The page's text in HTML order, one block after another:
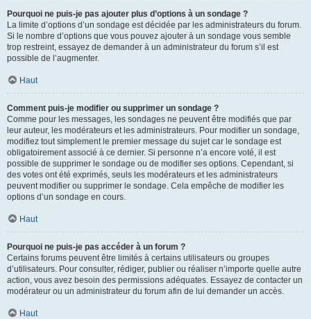
Pourquoi ne puis-je pas ajouter plus d’options à un sondage ?
La limite d’options d’un sondage est décidée par les administrateurs du forum.
Si le nombre d’options que vous pouvez ajouter à un sondage vous semble
trop restreint, essayez de demander à un administrateur du forum s’il est
possible de l’augmenter.
Haut
Comment puis-je modifier ou supprimer un sondage ?
Comme pour les messages, les sondages ne peuvent être modifiés que par
leur auteur, les modérateurs et les administrateurs. Pour modifier un sondage,
modifiez tout simplement le premier message du sujet car le sondage est
obligatoirement associé à ce dernier. Si personne n’a encore voté, il est
possible de supprimer le sondage ou de modifier ses options. Cependant, si
des votes ont été exprimés, seuls les modérateurs et les administrateurs
peuvent modifier ou supprimer le sondage. Cela empêche de modifier les
options d’un sondage en cours.
Haut
Pourquoi ne puis-je pas accéder à un forum ?
Certains forums peuvent être limités à certains utilisateurs ou groupes
d’utilisateurs. Pour consulter, rédiger, publier ou réaliser n’importe quelle autre
action, vous avez besoin des permissions adéquates. Essayez de contacter un
modérateur ou un administrateur du forum afin de lui demander un accès.
Haut